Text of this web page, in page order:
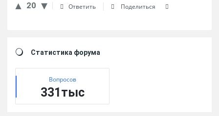
20 Ответить Поделиться
Статистика форума
Вопросов
331тыс